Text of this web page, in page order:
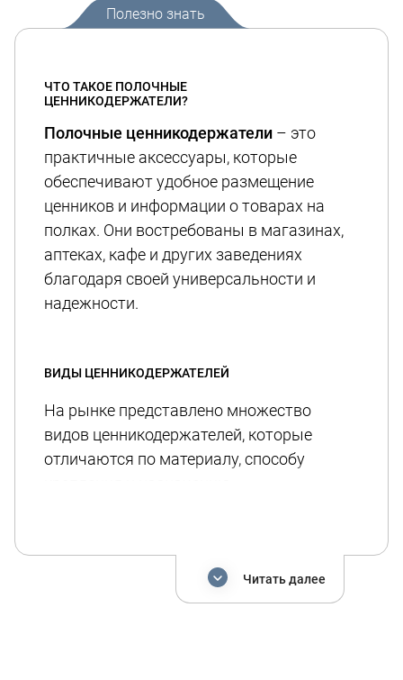
Полезно знать
ЧТО ТАКОЕ ПОЛОЧНЫЕ
ЦЕННИКОДЕРЖАТЕЛИ?
Полочные ценникодержатели – это
практичные аксессуары, которые
обеспечивают удобное размещение
ценников и информации о товарах на
полках. Они востребованы в магазинах,
аптеках, кафе и других заведениях
благодаря своей универсальности и
надежности.
ВИДЫ ЦЕННИКОДЕРЖАТЕЛЕЙ
На рынке представлено множество
видов ценникодержателей, которые
отличаются по материалу, способу
Самоклеящиеся ценникодержатели DBR –
удобное решение для крепления ценников
Читать далее